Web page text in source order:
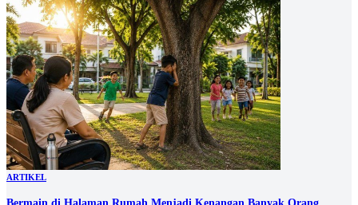
ARTIKEL
Bermain di Halaman Rumah Menjadi Kenangan Banyak Orang